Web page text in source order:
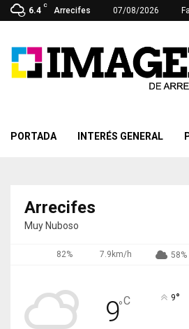
6.4
C
Arrecifes 07/08/2026
PORTADA INTERÉS GENERAL
Arrecifes
Muy Nuboso
82% 7.9km/h 58%
9°C 9°